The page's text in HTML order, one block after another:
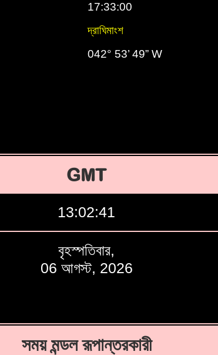
17:33:00
দ্রাঘিমাংশ
042° 53’ 49” W
GMT
13:02:42
বৃহস্পতিবার,
06 আগস্ট, 2026
সময় মন্ডল রূপান্তরকারী